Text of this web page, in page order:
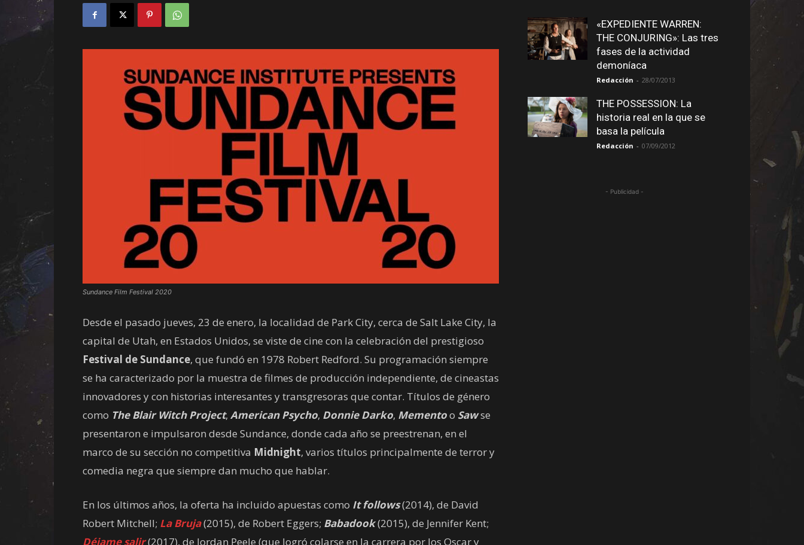
Sundance Film Festival 2020
Desde el pasado jueves, 23 de enero, la localidad de Park City, cerca de Salt Lake City, la
capital de Utah, en Estados Unidos, se viste de cine con la celebración del prestigioso
Festival de Sundance, que fundó en 1978 Robert Redford. Su programación siempre
se ha caracterizado por la muestra de filmes de producción independiente, de cineastas
innovadores y con historias interesantes y transgresoras que contar. Títulos de género
como The Blair Witch Project, American Psycho, Donnie Darko, Mementoo Sawse
presentaron e impulsaron desde Sundance, donde cada año se preestrenan, en el
marco de su sección no competitiva Midnight, varios títulos principalmente de terror y
comedia negra que siempre dan mucho que hablar.
En los últimos años, la oferta ha incluido apuestas como It follows(2014), de David
Robert Mitchell; La Bruja(2015), de Robert Eggers; Babadook(2015), de Jennifer Kent;
Déjame salir(2017), de Jordan Peele (que logró colarse en la carrera por los Oscar y
«EXPEDIENTE WARREN:
THE CONJURING»: Las tres
fases de la actividad
demoníaca
Redacción - 28/07/2013
THE POSSESSION: La
historia real en la que se
basa la película
Redacción - 07/09/2012
- Publicidad -